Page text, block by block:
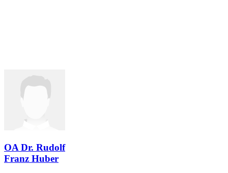
OA Dr. Rudolf
Franz Huber